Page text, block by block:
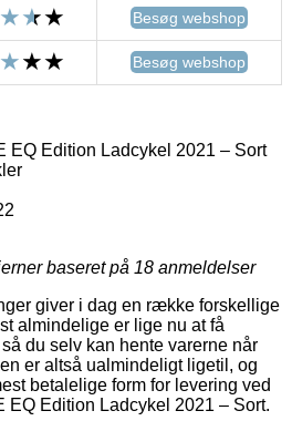
Besøg webshop
Besøg webshop
EQ Edition Ladcykel 2021 – Sort
baseret på 18 anmeldelser
giver i dag en række forskellige
almindelige er lige nu at få
du selv kan hente varerne når
er altså ualmindeligt ligetil, og
betalelige form for levering ved
EQ Edition Ladcykel 2021 – Sort.